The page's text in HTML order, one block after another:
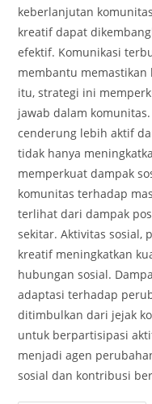
keberlanjutan
kreatif dapat
efektif. Komunikasi
membantu memastikan
itu, strategi ini
jawab dalam
cenderung lebih aktif
tidak hanya
memperkuat dampak
komunitas terhadap
terlihat dari dampak
sekitar. Aktivitas sosial,
kreatif meningkatkan
hubungan sosial.
adaptasi terhadap
ditimbulkan dari jejak
untuk berpartisipasi
menjadi agen
sosial dan kontribusi